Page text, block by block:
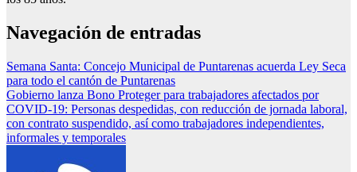
Navegación de entradas
Semana Santa: Concejo Municipal de Puntarenas acuerda Ley Seca
para todo el cantón de Puntarenas
Gobierno lanza Bono Proteger para trabajadores afectados por
COVID-19: Personas despedidas, con reducción de jornada laboral,
con contrato suspendido, así como trabajadores independientes,
informales y temporales